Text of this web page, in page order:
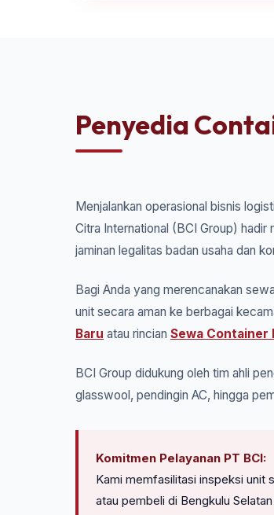
Penyedia
Menjalankan operasional bisnis
Citra International (BCI Group)
jaminan legalitas badan usaha dan
Bagi Anda yang merencanakan
unit secara aman ke berbagai
Baru atau rincian Sewa Container
BCI Group didukung oleh tim ahli
glasswool, pendingin AC, hingga
Komitmen Pelayanan PT BCI:
Kami memfasilitasi inspeksi unit
atau pembeli di Bengkulu